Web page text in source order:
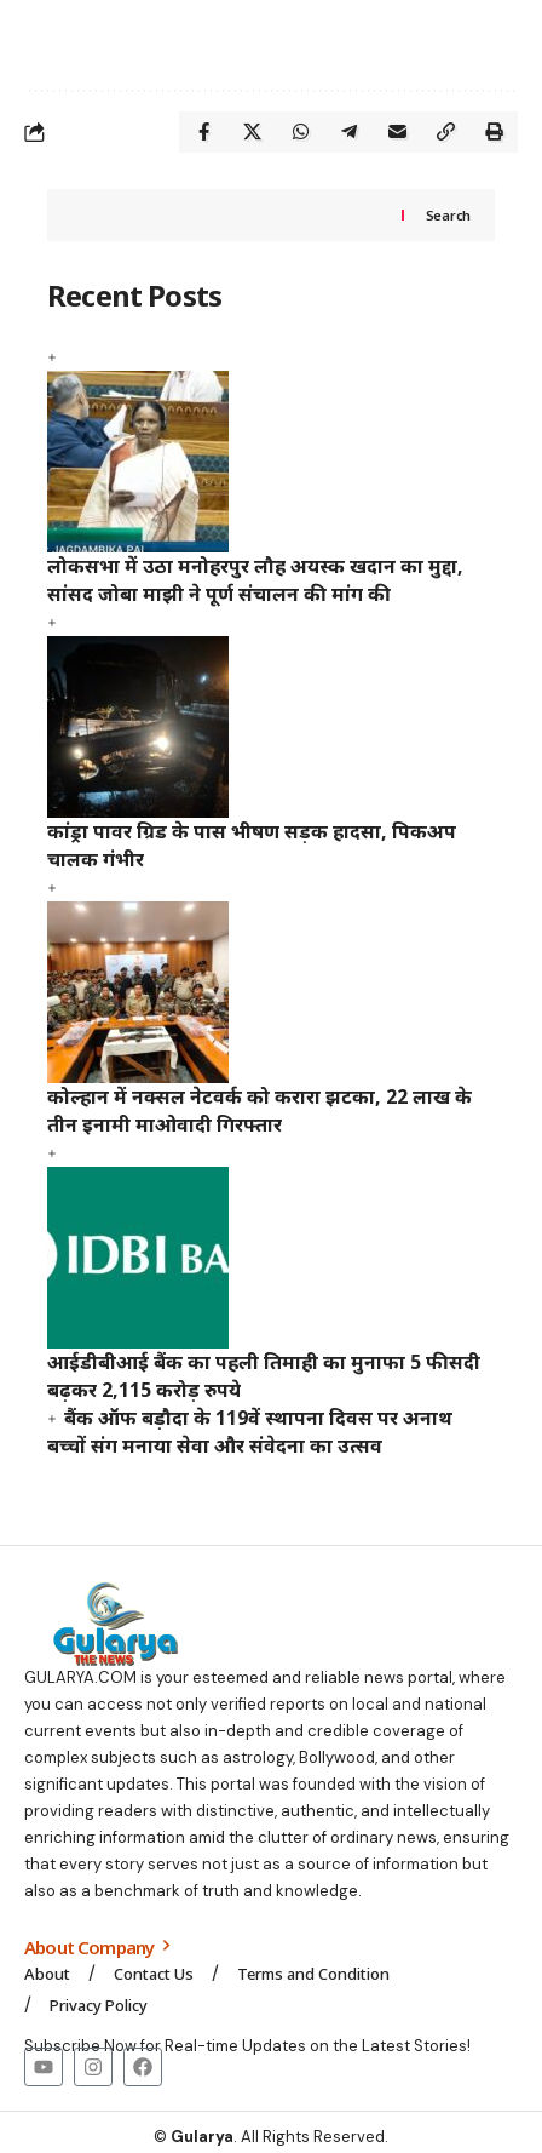
Search
Recent Posts
लोकसभा में उठा मनोहरपुर लौह अयस्क खदान का मुद्दा,
सांसद जोबा माझी ने पूर्ण संचालन की मांग की
कांड्रा पावर ग्रिड के पास भीषण सड़क हादसा, पिकअप
चालक गंभीर
कोल्हान में नक्सल नेटवर्क को करारा झटका, 22 लाख के
तीन इनामी माओवादी गिरफ्तार
आईडीबीआई बैंक का पहली तिमाही का मुनाफा 5 फीसदी
बढ़कर 2,115 करोड़ रुपये
बैंक ऑफ बड़ौदा के 119वें स्थापना दिवस पर अनाथ
बच्चों संग मनाया सेवा और संवेदना का उत्सव
GULARYA.COM is your esteemed and reliable news portal, where
you can access not only verified reports on local and national
current events but also in-depth and credible coverage of
complex subjects such as astrology, Bollywood, and other
significant updates. This portal was founded with the vision of
providing readers with distinctive, authentic, and intellectually
enriching information amid the clutter of ordinary news, ensuring
that every story serves not just as a source of information but
also as a benchmark of truth and knowledge.
About Company
About Contact Us
Terms and Condition
Privacy Policy
Subscribe Now for Real-time Updates on the Latest Stories!
© Gularya. All Rights Reserved.